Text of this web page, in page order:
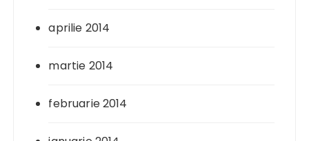
aprilie 2014
martie 2014
februarie 2014